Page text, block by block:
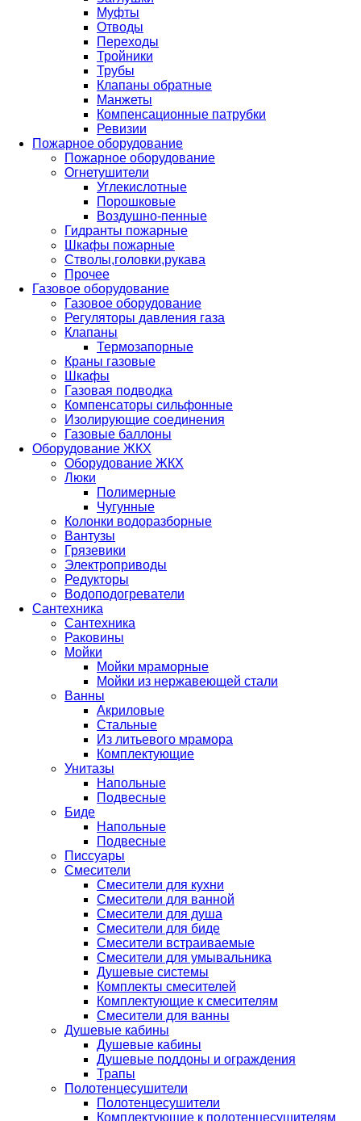
Муфты
Отводы
Переходы
Тройники
Трубы
Клапаны обратные
Манжеты
Компенсационные патрубки
Ревизии
Пожарное оборудование
Пожарное оборудование
Огнетушители
Углекислотные
Порошковые
Воздушно-пенные
Гидранты пожарные
Шкафы пожарные
Стволы,головки,рукава
Прочее
Газовое оборудование
Газовое оборудование
Регуляторы давления газа
Клапаны
Термозапорные
Краны газовые
Шкафы
Газовая подводка
Компенсаторы сильфонные
Изолирующие соединения
Газовые баллоны
Оборудование ЖКХ
Оборудование ЖКХ
Люки
Полимерные
Чугунные
Колонки водоразборные
Вантузы
Грязевики
Электроприводы
Редукторы
Водоподогреватели
Сантехника
Сантехника
Раковины
Мойки
Мойки мраморные
Мойки из нержавеющей стали
Ванны
Акриловые
Стальные
Из литьевого мрамора
Комплектующие
Унитазы
Напольные
Подвесные
Биде
Напольные
Подвесные
Писсуары
Смесители
Смесители для кухни
Смесители для ванной
Смесители для душа
Смесители для биде
Смесители встраиваемые
Смесители для умывальника
Душевые системы
Комплекты смесителей
Комплектующие к смесителям
Смесители для ванны
Душевые кабины
Душевые кабины
Душевые поддоны и ограждения
Трапы
Полотенцесушители
Полотенцесушители
Комплектующие к полотенцесушителям